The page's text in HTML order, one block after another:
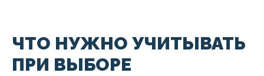
ЧТО НУЖНО УЧИТЫВАТЬ
ПРИ ВЫБОРЕ